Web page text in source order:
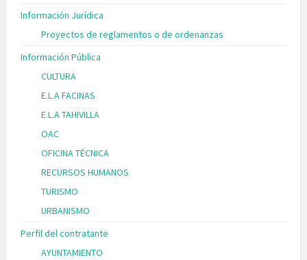
Información Jurídica
Proyectos de reglamentos o de ordenanzas
Información Pública
CULTURA
E.L.A FACINAS
E.L.A TAHIVILLA
OAC
OFICINA TÉCNICA
RECURSOS HUMANOS
TURISMO
URBANISMO
Perfil del contratante
AYUNTAMIENTO